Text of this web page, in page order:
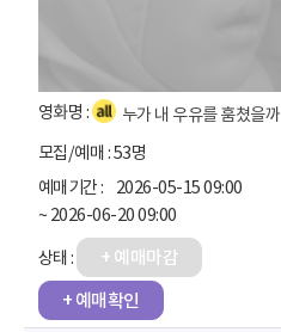
누가 내 우유를 훔쳤을까
53명
2026-05-15 09:00
~ 2026-06-20 09:00
+ 예매마감
+ 예매확인